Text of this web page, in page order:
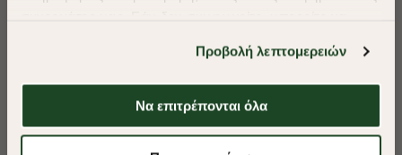
απαιτούμενα cookies» και θα περιοριστούμε
στα cookies και τις τεχνολογίες που είναι απολύτως
απαραίτητα για την ασφαλή απόδοση και
λειτουργικότητα της ιστοσελίδας μας. Ωστόσο, λάβετε
Προβολή λεπτομερειών
Να επιτρέπονται όλα